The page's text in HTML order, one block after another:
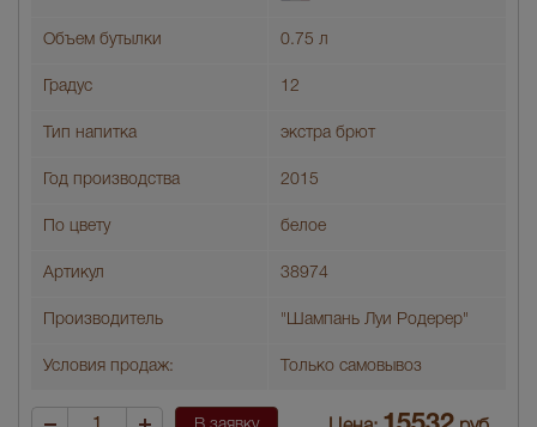
Объем бутылки 0.75 л
Градус 12
Тип напитка экстра брют
Год производства 2015
По цвету белое
Артикул 38974
Производитель "Шампань Луи Родерер"
Условия продаж: Только самовывоз